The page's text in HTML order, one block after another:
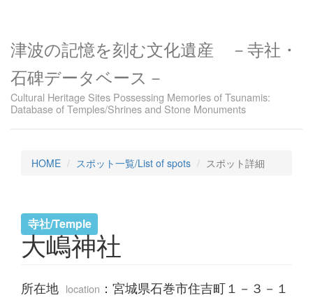
津波の記憶を刻む文化遺産 －寺社・
石碑データベース－
Cultural Heritage Sites Possessing Memories of Tsunamis:
Database of Temples/Shrines and Stone Monuments
HOME スポット一覧/List of spots スポット詳細
寺社/Temple
大嶋神社
所在地 location ： 宮城県石巻市住吉町１－３－１